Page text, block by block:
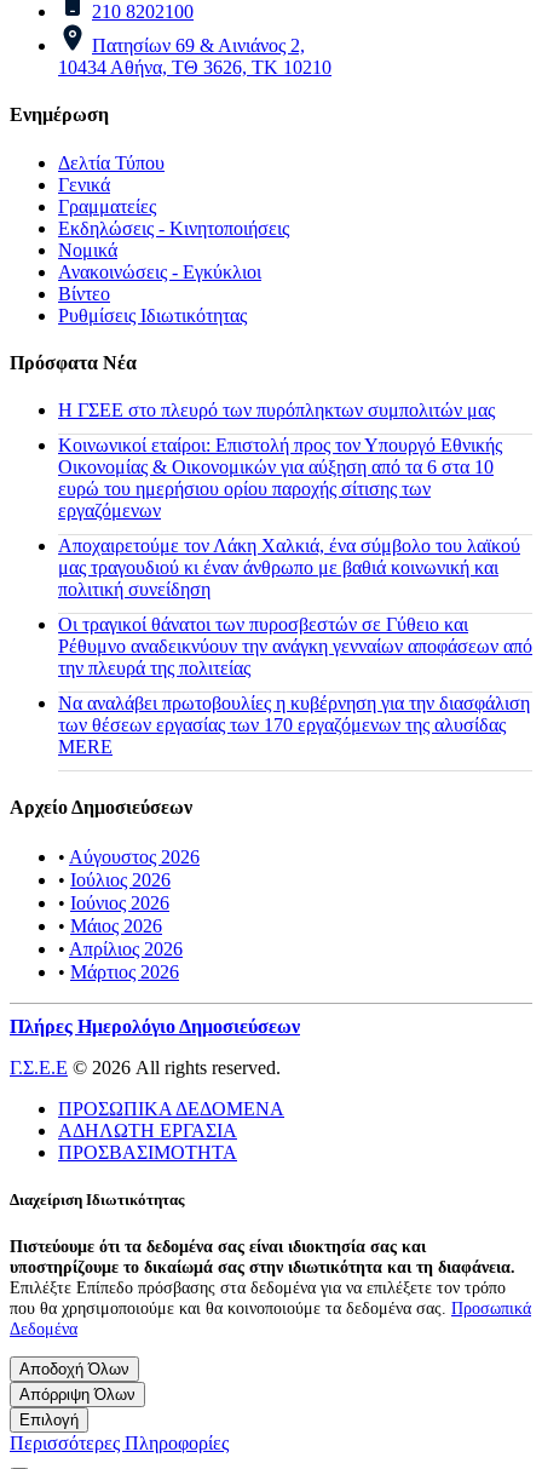
210 8202100
Πατησίων 69 & Αινιάνος 2,
10434 Αθήνα, ΤΘ 3626, ΤΚ 10210
Ενημέρωση
Δελτία Τύπου
Γενικά
Γραμματείες
Εκδηλώσεις - Κινητοποιήσεις
Νομικά
Ανακοινώσεις - Εγκύκλιοι
Βίντεο
Ρυθμίσεις Ιδιωτικότητας
Πρόσφατα Νέα
H ΓΣΕΕ στο πλευρό των πυρόπληκτων συμπολιτών μας
Κοινωνικοί εταίροι: Επιστολή προς τον Υπουργό Εθνικής
Οικονομίας & Οικονομικών για αύξηση από τα 6 στα 10
ευρώ του ημερήσιου ορίου παροχής σίτισης των
εργαζόμενων
Αποχαιρετούμε τον Λάκη Χαλκιά, ένα σύμβολο του λαϊκού
μας τραγουδιού κι έναν άνθρωπο με βαθιά κοινωνική και
πολιτική συνείδηση
Οι τραγικοί θάνατοι των πυροσβεστών σε Γύθειο και
Ρέθυμνο αναδεικνύουν την ανάγκη γενναίων αποφάσεων από
την πλευρά της πολιτείας
Να αναλάβει πρωτοβουλίες η κυβέρνηση για την διασφάλιση
των θέσεων εργασίας των 170 εργαζόμενων της αλυσίδας
MERE
Αρχείο Δημοσιεύσεων
• Αύγουστος 2026
• Ιούλιος 2026
• Ιούνιος 2026
• Μάιος 2026
• Απρίλιος 2026
• Μάρτιος 2026
Πλήρες Ημερολόγιο Δημοσιεύσεων
Γ.Σ.Ε.Ε © 2026 All rights reserved.
ΠΡΟΣΩΠΙΚΑ ΔΕΔΟΜΕΝΑ
ΑΔΗΛΩΤΗ ΕΡΓΑΣΙΑ
ΠΡΟΣΒΑΣΙΜΟΤΗΤΑ
Διαχείριση Ιδιωτικότητας
Πιστεύουμε ότι τα δεδομένα σας είναι ιδιοκτησία σας και
υποστηρίζουμε το δικαίωμά σας στην ιδιωτικότητα και τη διαφάνεια.
Επιλέξτε Επίπεδο πρόσβασης στα δεδομένα για να επιλέξετε τον τρόπο
που θα χρησιμοποιούμε και θα κοινοποιούμε τα δεδομένα σας. Προσωπικά
Δεδομένα
Αποδοχή Όλων
Απόρριψη Όλων
Επιλογή
Περισσότερες Πληροφορίες